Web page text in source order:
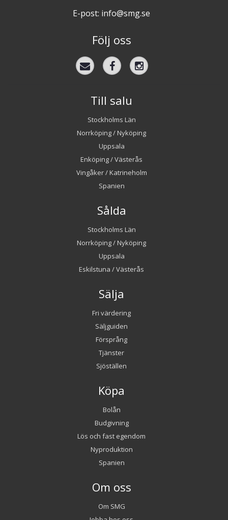
E-post: info@smg.se
Följ oss
Till salu
Stockholms Län
Norrköping / Nyköping
Uppsala
Enköping / Västerås
Vingåker / Katrineholm
Spanien
Sålda
Stockholms Län
Norrköping / Nyköping
Uppsala
Eskilstuna / Västerås
Sälja
Fri värdering
Säljguiden
Försprång
Tjänster
Sjöställen
Köpa
Bolån
Budgivning
Lös och fast egendom
Nyproduktion
Spanien
Om oss
Om SMG